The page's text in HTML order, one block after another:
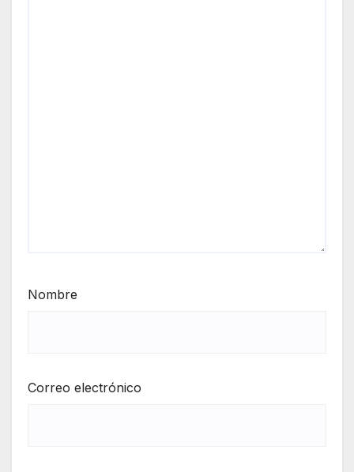
Nombre
Correo electrónico